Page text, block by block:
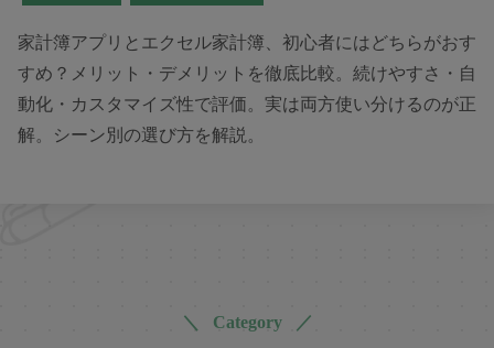
家計簿アプリとエクセル家計簿、初心者にはどちらがおす
すめ？メリット・デメリットを徹底比較。続けやすさ・自
動化・カスタマイズ性で評価。実は両方使い分けるのが正
解。シーン別の選び方を解説。
＼ Category ／